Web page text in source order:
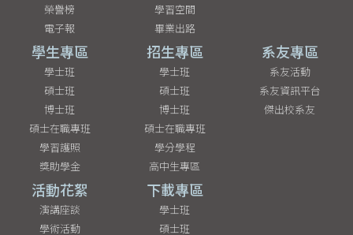
榮譽榜
電子報
學習空間
畢業出路
學生專區
學士班
碩士班
博士班
碩士在職專班
學習護照
獎助學金
招生專區
學士班
碩士班
博士班
碩士在職專班
學分學程
高中生專區
系友專區
系友活動
系友資訊平台
傑出校系友
活動花絮
演講座談
學術活動
下載專區
學士班
碩士班